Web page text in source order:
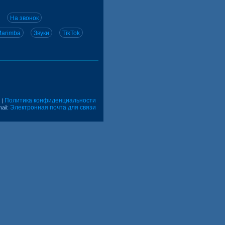
На звонок
Звуки TikTok
| Политика конфиденциальности
Электронная почта для связи